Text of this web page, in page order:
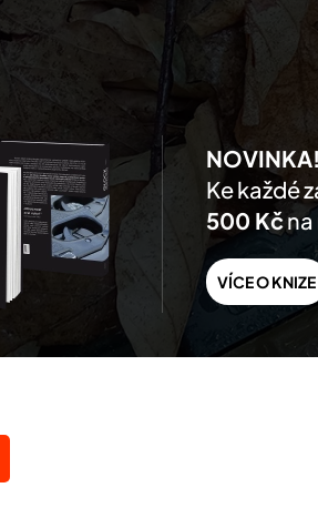
NOVINKA!
Ke každé
500 Kč
VÍCE O KNIZE